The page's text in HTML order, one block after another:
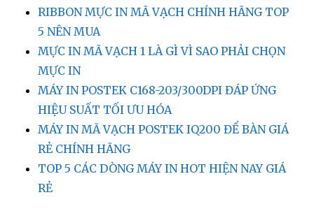
RIBBON MỰC IN MÃ VẠCH CHÍNH HÃNG TOP
5 NÊN MUA
MỰC IN MÃ VẠCH 1 LÀ GÌ VÌ SAO PHẢI CHỌN
MỰC IN
MÁY IN POSTEK C168-203/300DPI ĐÁP ỨNG
HIỆU SUẤT TỐI ƯU HÓA
MÁY IN MÃ VẠCH POSTEK IQ200 ĐỂ BÀN GIÁ
RẺ CHÍNH HÃNG
TOP 5 CÁC DÒNG MÁY IN HOT HIỆN NAY GIÁ
RẺ